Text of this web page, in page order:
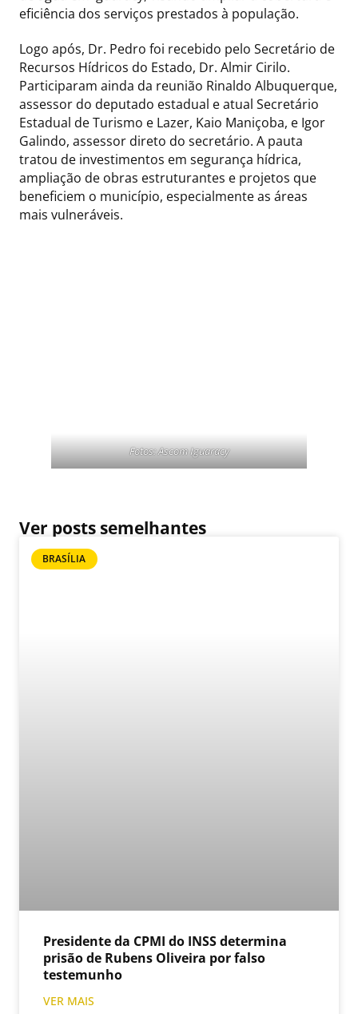
eficiência dos serviços prestados à população.
Logo após, Dr. Pedro foi recebido pelo Secretário de
Recursos Hídricos do Estado, Dr. Almir Cirilo.
Participaram ainda da reunião Rinaldo Albuquerque,
assessor do deputado estadual e atual Secretário
Estadual de Turismo e Lazer, Kaio Maniçoba, e Igor
Galindo, assessor direto do secretário. A pauta
tratou de investimentos em segurança hídrica,
ampliação de obras estruturantes e projetos que
beneficiem o município, especialmente as áreas
mais vulneráveis.
Fotos: Ascom Iguaracy
Ver posts semelhantes
BRASÍLIA
Presidente da CPMI do INSS determina
prisão de Rubens Oliveira por falso
testemunho
VER MAIS